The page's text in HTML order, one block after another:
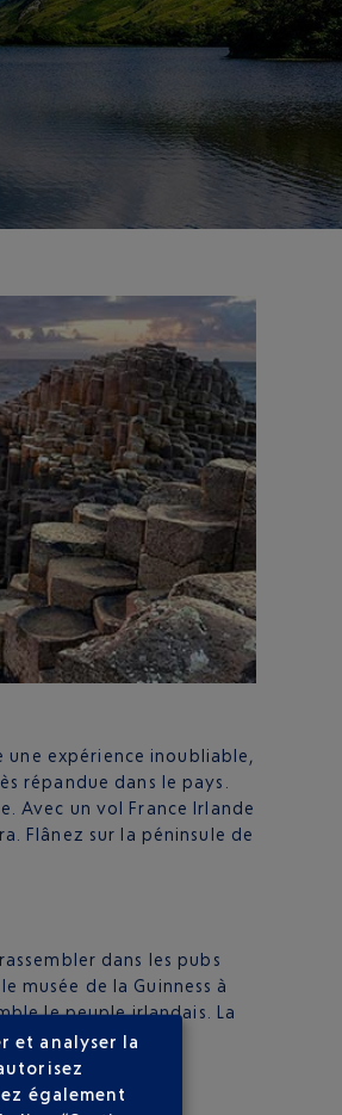
une expérience inoubliable,
répandue dans le pays.
Avec un vol France Irlande
Flânez sur la péninsule de
dans les pubs
musée de la Guinness à
le peuple irlandais. La
et analyser la
également